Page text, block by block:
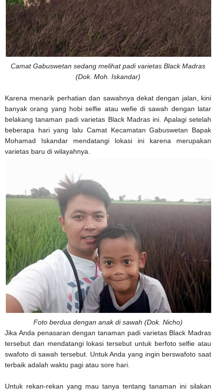
Camat Gabuswetan sedang melihat padi varietas Black Madras
(Dok. Moh. Iskandar)
Karena menarik perhatian dan sawahnya dekat dengan jalan, kini
banyak orang yang hobi selfie atau wefie di sawah dengan latar
belakang tanaman padi varietas Black Madras ini. Apalagi setelah
beberapa hari yang lalu Camat Kecamatan Gabuswetan Bapak
Mohamad Iskandar mendatangi lokasi ini karena merupakan
varietas baru di wilayahnya.
Foto berdua dengan anak di sawah (Dok. Nicho)
Jika Anda penasaran dengan tanaman padi varietas Black Madras
tersebut dan mendatangi lokasi tersebut untuk berfoto selfie atau
swafoto di sawah tersebut. Untuk Anda yang ingin berswafoto saat
terbaik adalah waktu pagi atau sore hari.
Untuk rekan-rekan yang mau tanya tentang tanaman ini silakan